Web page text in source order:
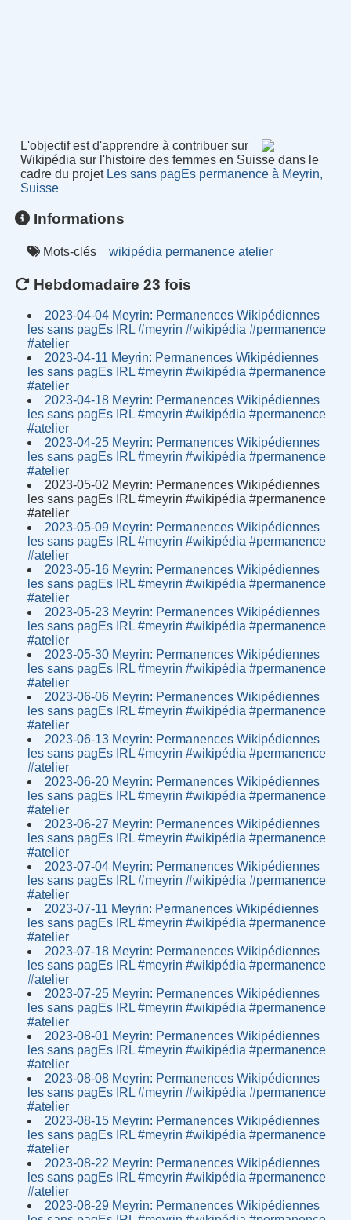
L'objectif est d'apprendre à contribuer sur
Wikipédia sur l'histoire des femmes en Suisse dans le
cadre du projetLes sans pagEs permanence à Meyrin,
Suisse
Informations
Mots-clés wikipédia permanence atelier
Hebdomadaire 23 fois
2023-04-04 Meyrin: Permanences Wikipédiennes
les sans pagEs IRL #meyrin #wikipédia #permanence
#atelier
2023-04-11 Meyrin: Permanences Wikipédiennes
les sans pagEs IRL #meyrin #wikipédia #permanence
#atelier
2023-04-18 Meyrin: Permanences Wikipédiennes
les sans pagEs IRL #meyrin #wikipédia #permanence
#atelier
2023-04-25 Meyrin: Permanences Wikipédiennes
les sans pagEs IRL #meyrin #wikipédia #permanence
#atelier
2023-05-02 Meyrin: Permanences Wikipédiennes
les sans pagEs IRL #meyrin #wikipédia #permanence
#atelier
2023-05-09 Meyrin: Permanences Wikipédiennes
les sans pagEs IRL #meyrin #wikipédia #permanence
#atelier
2023-05-16 Meyrin: Permanences Wikipédiennes
les sans pagEs IRL #meyrin #wikipédia #permanence
#atelier
2023-05-23 Meyrin: Permanences Wikipédiennes
les sans pagEs IRL #meyrin #wikipédia #permanence
#atelier
2023-05-30 Meyrin: Permanences Wikipédiennes
les sans pagEs IRL #meyrin #wikipédia #permanence
#atelier
2023-06-06 Meyrin: Permanences Wikipédiennes
les sans pagEs IRL #meyrin #wikipédia #permanence
#atelier
2023-06-13 Meyrin: Permanences Wikipédiennes
les sans pagEs IRL #meyrin #wikipédia #permanence
#atelier
2023-06-20 Meyrin: Permanences Wikipédiennes
les sans pagEs IRL #meyrin #wikipédia #permanence
#atelier
2023-06-27 Meyrin: Permanences Wikipédiennes
les sans pagEs IRL #meyrin #wikipédia #permanence
#atelier
2023-07-04 Meyrin: Permanences Wikipédiennes
les sans pagEs IRL #meyrin #wikipédia #permanence
#atelier
2023-07-11 Meyrin: Permanences Wikipédiennes
les sans pagEs IRL #meyrin #wikipédia #permanence
#atelier
2023-07-18 Meyrin: Permanences Wikipédiennes
les sans pagEs IRL #meyrin #wikipédia #permanence
#atelier
2023-07-25 Meyrin: Permanences Wikipédiennes
les sans pagEs IRL #meyrin #wikipédia #permanence
#atelier
2023-08-01 Meyrin: Permanences Wikipédiennes
les sans pagEs IRL #meyrin #wikipédia #permanence
#atelier
2023-08-08 Meyrin: Permanences Wikipédiennes
les sans pagEs IRL #meyrin #wikipédia #permanence
#atelier
2023-08-15 Meyrin: Permanences Wikipédiennes
les sans pagEs IRL #meyrin #wikipédia #permanence
#atelier
2023-08-22 Meyrin: Permanences Wikipédiennes
les sans pagEs IRL #meyrin #wikipédia #permanence
#atelier
2023-08-29 Meyrin: Permanences Wikipédiennes